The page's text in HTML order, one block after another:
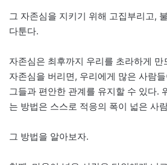
그 자존심을 지키기 위해 고집부리고,
다툰다.
자존심은 최후까지 우리를 초라하게
자존심을 버리면, 우리에게 많은 사람
그들과 편안한 관계를 유지할 수 있다.
는 방법은 스스로 적응의 폭이 넓은 사
그 방법을 알아보자.